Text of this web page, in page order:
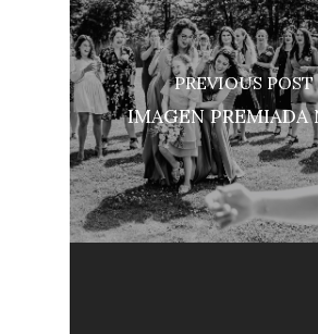
PREVIOUS POST
IMAGEN PREMIADA